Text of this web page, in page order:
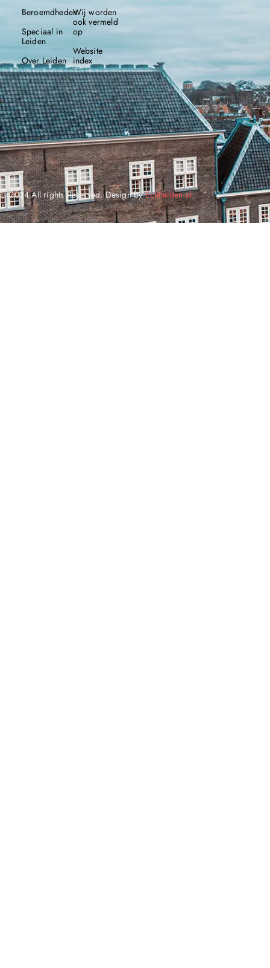
Beroemdheden
Speciaal in
Leiden
Over Leiden
Wij worden
ook vermeld
op
Website
index
© 2024 All rights Reserved. Design byEchtleiden.nl